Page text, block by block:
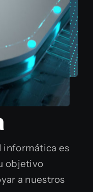
informática es
objetivo
a nuestros